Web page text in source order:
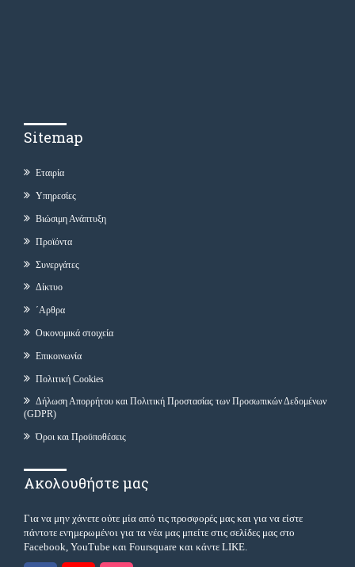
Sitemap
Εταιρία
Υπηρεσίες
Βιώσιμη Ανάπτυξη
Προϊόντα
Συνεργάτες
Δίκτυο
΄Αρθρα
Οικονομικά στοιχεία
Επικοινωνία
Πολιτική Cookies
Δήλωση Απορρήτου και Πολιτική Προστασίας των Προσωπικών Δεδομένων
(GDPR)
Όροι και Προϋποθέσεις
Ακολουθήστε μας
Για να μην χάνετε ούτε μία από τις προσφορές μας και για να είστε
πάντοτε ενημερωμένοι για τα νέα μας μπείτε στις σελίδες μας στο
Facebook, YouTube και Foursquare και κάντε LIKE.